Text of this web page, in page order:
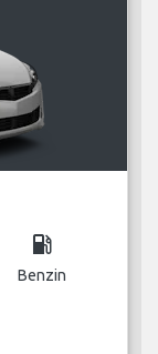
local_gas_station
Benzin